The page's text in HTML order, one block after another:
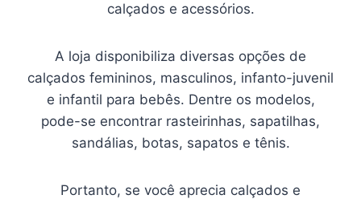
calçados e acessórios.
A loja disponibiliza diversas opções de
calçados femininos, masculinos, infanto-juvenil
e infantil para bebês. Dentre os modelos,
pode-se encontrar rasteirinhas, sapatilhas,
sandálias, botas, sapatos e tênis.
Portanto, se você aprecia calçados e